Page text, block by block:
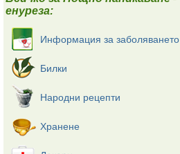
енуреза:
Информация за заболяването
Билки
Народни рецепти
Хранене